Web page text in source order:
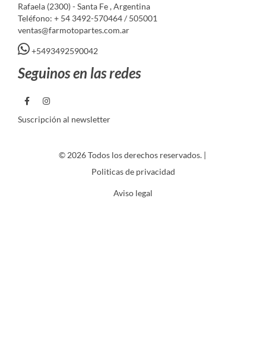
Rafaela (2300) - Santa Fe , Argentina
Teléfono: + 54 3492-570464 / 505001
ventas@farmotopartes.com.ar
+5493492590042
Seguinos en las redes
Suscripción al newsletter
© 2026 Todos los derechos reservados. |
Politicas de privacidad
Aviso legal